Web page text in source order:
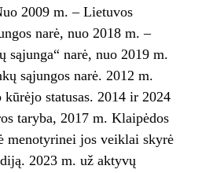
2009 m. – Lietuvos
narė, nuo 2018 m. –
sąjunga“ narė, nuo 2019 m.
sąjungos narė. 2012 m.
statusas. 2014 ir 2024
taryba, 2017 m. Klaipėdos
menotyrinei jos veiklai skyrė
2023 m. už aktyvų